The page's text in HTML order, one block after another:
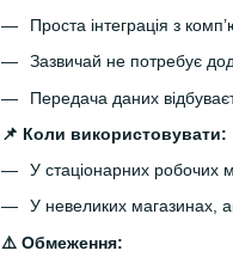
Проста інтеграція з
Зазвичай не потребує
Передача даних
📌 Коли використовувати:
У стаціонарних робочих
У невеликих магазинах,
⚠️ Обмеження: